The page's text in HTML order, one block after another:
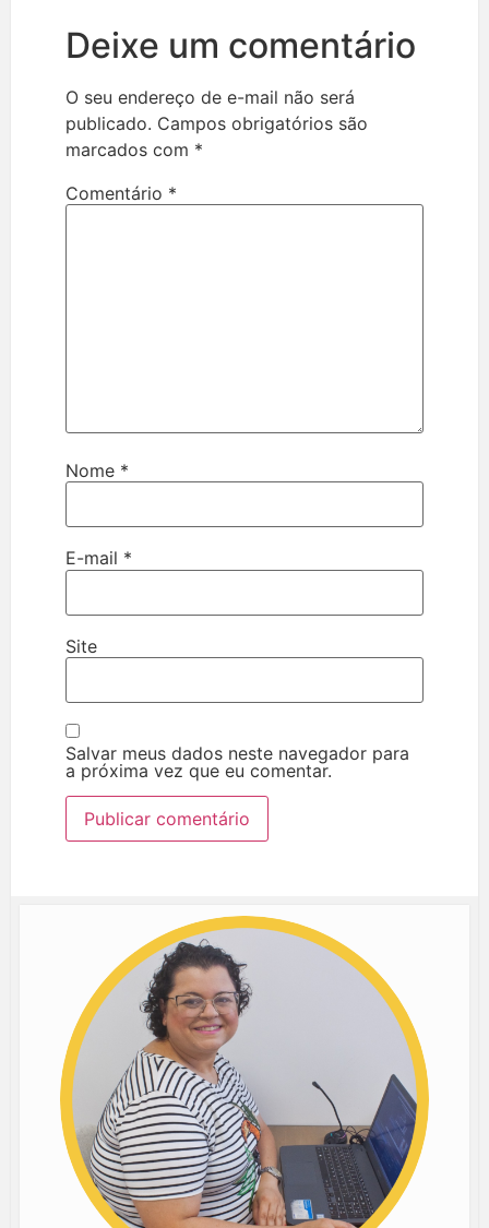
Deixe um comentário
O seu endereço de e-mail não será
publicado. Campos obrigatórios são
marcados com *
Comentário *
Nome *
E-mail *
Site
Salvar meus dados neste navegador para
a próxima vez que eu comentar.